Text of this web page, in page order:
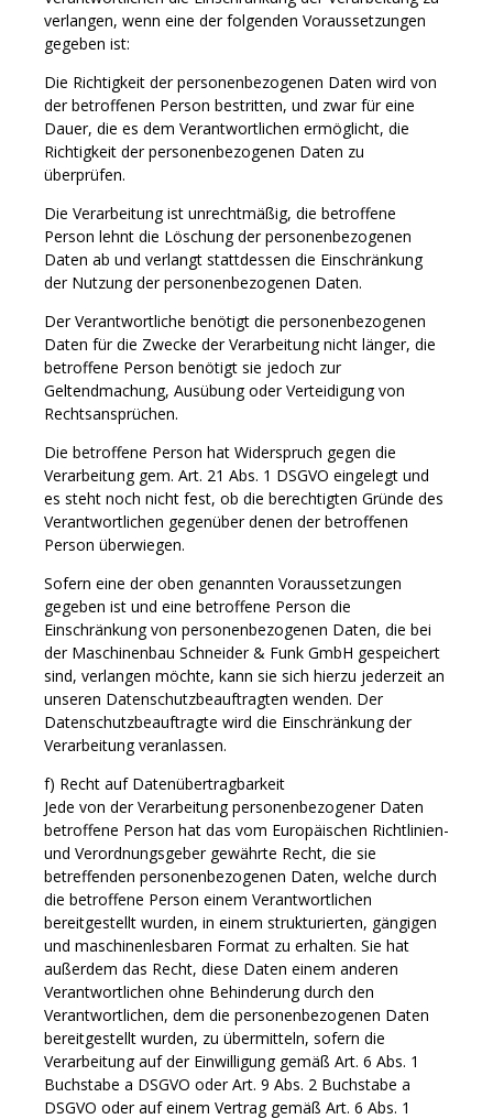
verlangen, wenn eine der folgenden Voraussetzungen
gegeben ist:
Die Richtigkeit der personenbezogenen Daten wird von
der betroffenen Person bestritten, und zwar für eine
Dauer, die es dem Verantwortlichen ermöglicht, die
Richtigkeit der personenbezogenen Daten zu
überprüfen.
Die Verarbeitung ist unrechtmäßig, die betroffene
Person lehnt die Löschung der personenbezogenen
Daten ab und verlangt stattdessen die Einschränkung
der Nutzung der personenbezogenen Daten.
Der Verantwortliche benötigt die personenbezogenen
Daten für die Zwecke der Verarbeitung nicht länger, die
betroffene Person benötigt sie jedoch zur
Geltendmachung, Ausübung oder Verteidigung von
Rechtsansprüchen.
Die betroffene Person hat Widerspruch gegen die
Verarbeitung gem. Art. 21 Abs. 1 DSGVO eingelegt und
es steht noch nicht fest, ob die berechtigten Gründe des
Verantwortlichen gegenüber denen der betroffenen
Person überwiegen.
Sofern eine der oben genannten Voraussetzungen
gegeben ist und eine betroffene Person die
Einschränkung von personenbezogenen Daten, die bei
der Maschinenbau Schneider & Funk GmbH gespeichert
sind, verlangen möchte, kann sie sich hierzu jederzeit an
unseren Datenschutzbeauftragten wenden. Der
Datenschutzbeauftragte wird die Einschränkung der
Verarbeitung veranlassen.
f) Recht auf Datenübertragbarkeit
Jede von der Verarbeitung personenbezogener Daten
betroffene Person hat das vom Europäischen Richtlinien-
und Verordnungsgeber gewährte Recht, die sie
betreffenden personenbezogenen Daten, welche durch
die betroffene Person einem Verantwortlichen
bereitgestellt wurden, in einem strukturierten, gängigen
und maschinenlesbaren Format zu erhalten. Sie hat
außerdem das Recht, diese Daten einem anderen
Verantwortlichen ohne Behinderung durch den
Verantwortlichen, dem die personenbezogenen Daten
bereitgestellt wurden, zu übermitteln, sofern die
Verarbeitung auf der Einwilligung gemäß Art. 6 Abs. 1
Buchstabe a DSGVO oder Art. 9 Abs. 2 Buchstabe a
DSGVO oder auf einem Vertrag gemäß Art. 6 Abs. 1